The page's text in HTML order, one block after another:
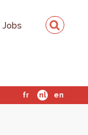
Jobs
fr nl en